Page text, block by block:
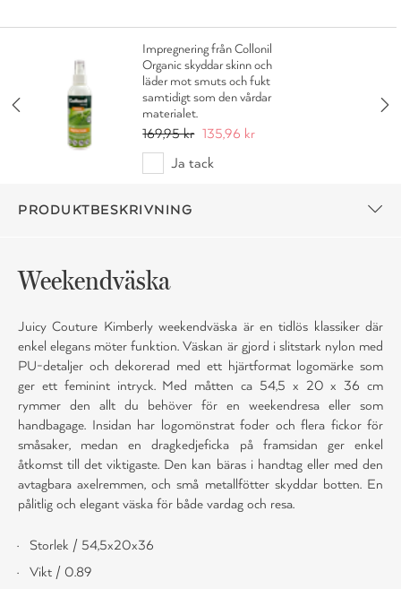
Impregnering från Collonil
Organic skyddar skinn och
läder mot smuts och fukt
samtidigt som den vårdar
materialet.
169,95 kr 135,96 kr
Ja tack
PRODUKTBESKRIVNING
Weekendväska
Juicy Couture Kimberly weekendväska är en tidlös klassiker där
enkel elegans möter funktion. Väskan är gjord i slitstark nylon med
PU-detaljer och dekorerad med ett hjärtformat logomärke som
ger ett feminint intryck. Med måtten ca 54,5 x 20 x 36 cm
rymmer den allt du behöver för en weekendresa eller som
handbagage. Insidan har logomönstrat foder och flera fickor för
småsaker, medan en dragkedjeficka på framsidan ger enkel
åtkomst till det viktigaste. Den kan bäras i handtag eller med den
avtagbara axelremmen, och små metallfötter skyddar botten. En
pålitlig och elegant väska för både vardag och resa.
Storlek / 54,5x20x36
Vikt / 0.89